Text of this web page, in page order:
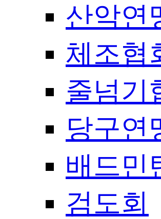
산악연
체조협
줄넘기
당구연
배드민
검도회